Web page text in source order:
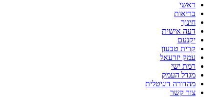
ראשי
בריאות
חינוך
דעה אישית
יקנעם
קרית טבעון
עמק יזרעאל
רמת ישי
מגדל העמק
מהדורה דיגיטלית
צור קשר